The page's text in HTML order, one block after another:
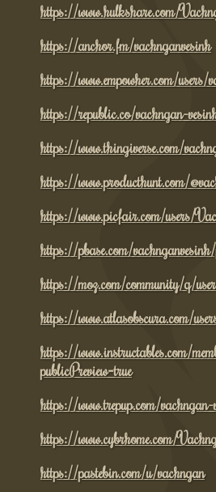
https://www.hulkshare.com/
https://anchor.fm/vachnganvesinh
https://www.empowher.com/users/
https://republic.co/vachngan-
https://www.thingiverse.com/
https://www.producthunt.com/
https://www.picfair.com/users/
https://pbase.com/
https://moz.com/community/q/
https://www.atlasobscura.com/
https://www.instructables.com/
publicPreview=true
https://www.trepup.com/
https://www.cybrhome.com/
https://pastebin.com/u/vachngan